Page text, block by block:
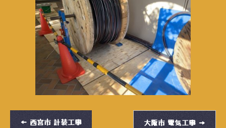
← 西宮市 計装工事 大阪市 電気工事 →